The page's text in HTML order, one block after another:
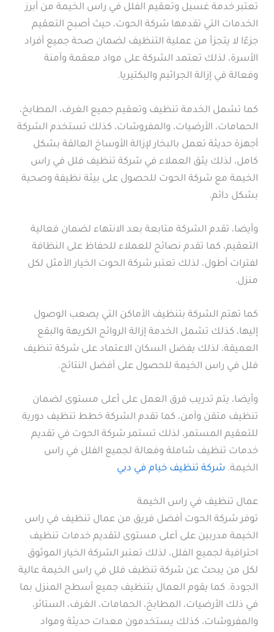
تعتبر خدمة غسيل وتعقيم الفلل في راس الخيمة من أبرز
الخدمات التي تقدمها شركة الحوت، حيث أصبح التعقيم
جزءًا لا يتجزأ من عملية التنظيف لضمان صحة جميع أفراد
الأسرة، لذلك تعتمد الشركة على مواد معقمة وآمنة
وفعالة في إزالة الجراثيم والبكتيريا.
كما تشمل الخدمة تنظيف وتعقيم جميع الغرف، المطابخ،
الحمامات، الأرضيات، والمفروشات، كذلك تستخدم الشركة
أجهزة حديثة تعمل بالبخار لإزالة الأوساخ العالقة بشكل
كامل، لذلك يثق العملاء في شركة تنظيف فلل في راس
الخيمة مع شركة الحوت للحصول على بيئة نظيفة وصحية
بشكل دائم.
وأيضا، تقدم الشركة متابعة بعد الانتهاء لضمان فعالية
التعقيم، كما تقدم نصائح للعملاء للحفاظ على النظافة
لفترات أطول، لذلك تعتبر شركة الحوت الخيار الأمثل لكل
منزل.
كما تهتم الشركة بتنظيف الأماكن التي يصعب الوصول
إليها، كذلك تشمل الخدمة إزالة الروائح الكريهة والبقع
العميقة، لذلك يفضل السكان الاعتماد على شركة تنظيف
فلل في راس الخيمة للحصول على أفضل النتائج.
وأيضا، يتم تدريب فرق العمل على أعلى مستوى لضمان
تنظيف متقن وآمن، كما تقدم الشركة خطط تنظيف دورية
للتعقيم المستمر، لذلك تستمر شركة الحوت في تقديم
خدمات تنظيف شاملة وفعالة لجميع الفلل في راس
الخيمة. شركة تنظيف خيام في دبي
عمال تنظيف في راس الخيمة
توفر شركة الحوت أفضل فريق من عمال تنظيف في راس
الخيمة مدربين على أعلى مستوى لتقديم خدمات تنظيف
احترافية لجميع الفلل، لذلك تعتبر الشركة الخيار الموثوق
لكل من يبحث عن شركة تنظيف فلل في راس الخيمة عالية
الجودة. كما يقوم العمال بتنظيف جميع أسطح المنزل بما
في ذلك الأرضيات، المطابخ، الحمامات، الغرف، الستائر،
والمفروشات، كذلك يستخدمون معدات حديثة ومواد